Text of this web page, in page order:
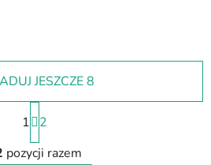
K
o
JESZCZE 8
P
a
g
i
1
2
pozycji razem